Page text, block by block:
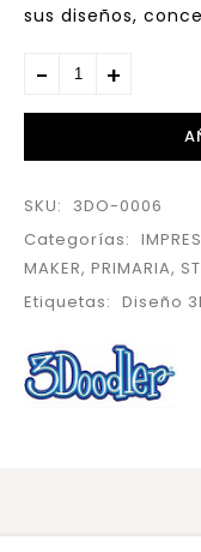
sus diseños,
SKU:
3DO-0006
Categorías:
MAKER, PRIMARIA,
Etiquetas: Diseño